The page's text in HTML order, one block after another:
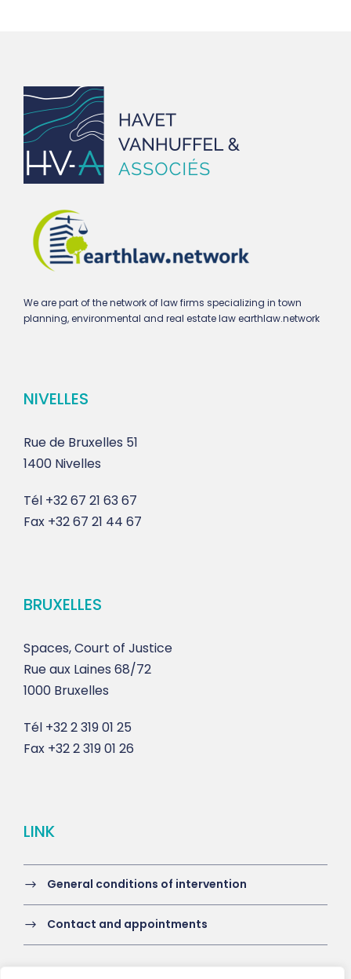
We are part of the network of law firms specializing in town
planning, environmental and real estate law earthlaw.network
NIVELLES
Rue de Bruxelles 51
1400 Nivelles
Tél +32 67 21 63 67
Fax +32 67 21 44 67
BRUXELLES
Spaces, Court of Justice
Rue aux Laines 68/72
1000 Bruxelles
Tél +32 2 319 01 25
Fax +32 2 319 01 26
LINK
General conditions of intervention
Contact and appointments